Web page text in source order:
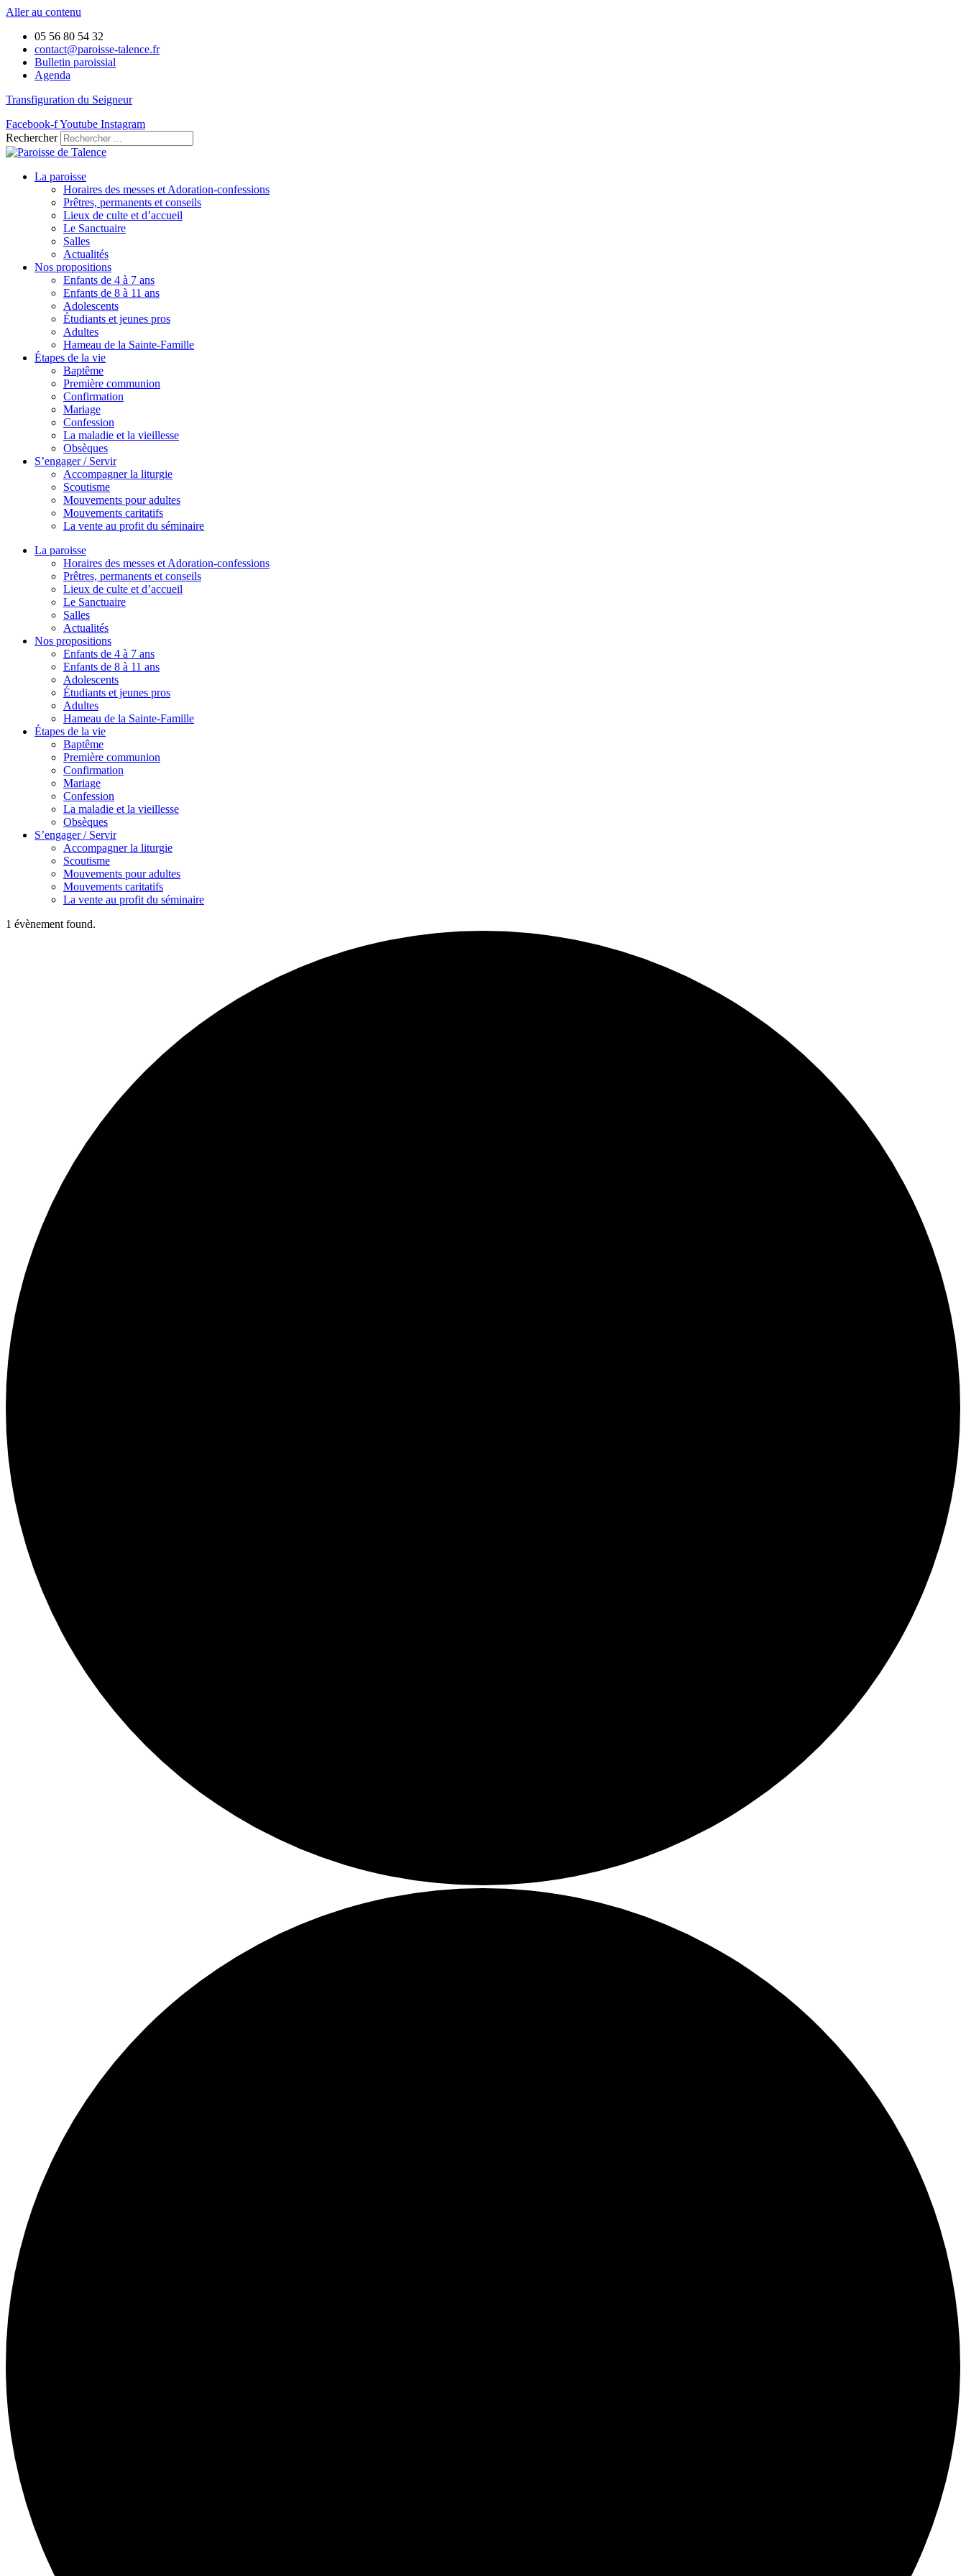
Aller au contenu
05 56 80 54 32
contact@paroisse-talence.fr
Bulletin paroissial
Agenda
Transfiguration du Seigneur
Facebook-fYoutube Instagram
Rechercher
La paroisse
Horaires des messes et Adoration-confessions
Prêtres, permanents et conseils
Lieux de culte et d’accueil
Le Sanctuaire
Salles
Actualités
Nos propositions
Enfants de 4 à 7 ans
Enfants de 8 à 11 ans
Adolescents
Étudiants et jeunes pros
Adultes
Hameau de la Sainte-Famille
Étapes de la vie
Baptême
Première communion
Confirmation
Mariage
Confession
La maladie et la vieillesse
Obsèques
S’engager / Servir
Accompagner la liturgie
Scoutisme
Mouvements pour adultes
Mouvements caritatifs
La vente au profit du séminaire
La paroisse
Horaires des messes et Adoration-confessions
Prêtres, permanents et conseils
Lieux de culte et d’accueil
Le Sanctuaire
Salles
Actualités
Nos propositions
Enfants de 4 à 7 ans
Enfants de 8 à 11 ans
Adolescents
Étudiants et jeunes pros
Adultes
Hameau de la Sainte-Famille
Étapes de la vie
Baptême
Première communion
Confirmation
Mariage
Confession
La maladie et la vieillesse
Obsèques
S’engager / Servir
Accompagner la liturgie
Scoutisme
Mouvements pour adultes
Mouvements caritatifs
La vente au profit du séminaire
1 évènement found.